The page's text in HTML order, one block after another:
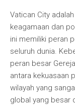
Vatican City
keagamaan dan
ini memiliki peran
seluruh dunia.
peran besar
antara kekuasaan
wilayah yang
global yang besar